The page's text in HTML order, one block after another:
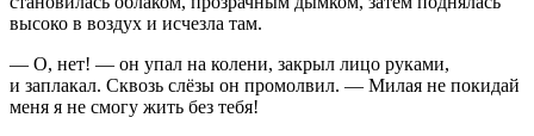
высоко в воздух и исчезла там.
— О, нет! — он упал на колени, закрыл лицо руками,
и заплакал. Сквозь слёзы он промолвил. — Милая не покидай
меня я не смогу жить без тебя!